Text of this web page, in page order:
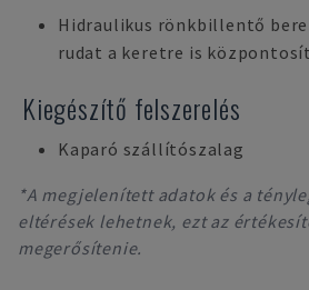
Hidraulikus rönkbillentő
rudat a keretre is
Kiegészítő felszerelés
Kaparó szállítószalag
*A megjelenített adatok és a
eltérések lehetnek, ezt az
megerősítenie.